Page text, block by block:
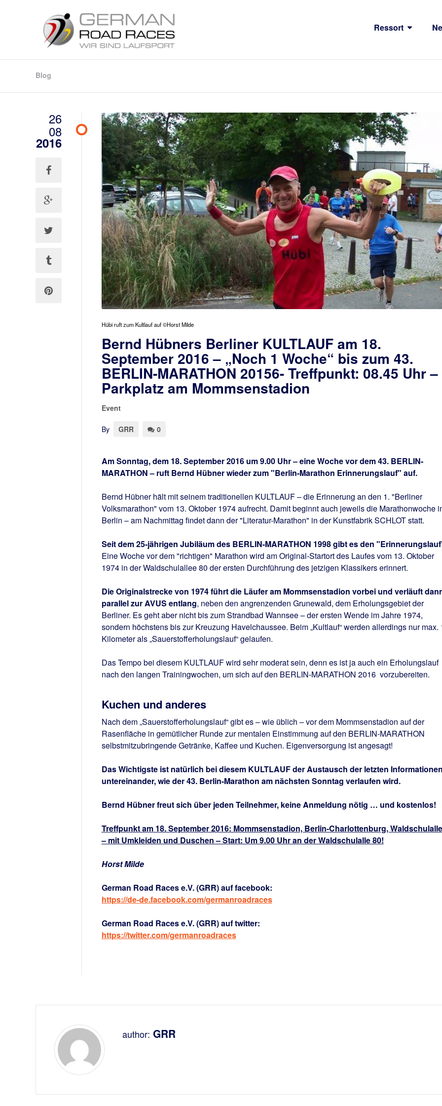
Ressort
Blog
26
08
2016
Hübi ruft zum Kultlauf auf ©Horst Milde
Bernd Hübners Berliner KULTLAUF am 18.
September 2016 – „Noch 1 Woche“ bis zum 43.
BERLIN-MARATHON 20156- Treffpunkt: 08.45 Uhr –
Parkplatz am Mommsenstadion
Event
By GRR 0
Am Sonntag, dem 18. September 2016 um 9.00 Uhr – eine Woche vor dem 43. BERLIN-
MARATHON – ruft Bernd Hübner wieder zum "Berlin-Marathon Erinnerungslauf" auf.
Bernd Hübner hält mit seinem traditionellen KULTLAUF – die Erinnerung an den 1. "Berliner
Volksmarathon" vom 13. Oktober 1974 aufrecht. Damit beginnt auch jeweils die Marathonwoche
Berlin – am Nachmittag findet dann der "Literatur-Marathon" in der Kunstfabrik SCHLOT statt.
Seit dem 25-jährigen Jubiläum des BERLIN-MARATHON 1998 gibt es den
Eine Woche vor dem "richtigen" Marathon wird am Original-Startort des Laufes vom 13. Oktober
1974 in der Waldschulallee 80 der ersten Durchführung des jetzigen Klassikers erinnert.
Die Originalstrecke von 1974 führt die Läufer am Mommsenstadion vorbei und verläuft
parallel zur AVUS entlang, neben den angrenzenden Grunewald, dem Erholungsgebiet der
Berliner. Es geht aber nicht bis zum Strandbad Wannsee – der ersten Wende im Jahre 1974,
sondern höchstens bis zur Kreuzung Havelchaussee. Beim „Kultlauf“ werden allerdings nur max.
Kilometer als „Sauerstofferholungslauf“ gelaufen.
Das Tempo bei diesem KULTLAUF wird sehr moderat sein, denn es ist ja auch ein Erholungslauf
nach den langen Trainingwochen, um sich auf den BERLIN-MARATHON 2016 vorzubereiten.
Kuchen und anderes
Nach dem „Sauerstofferholungslauf“ gibt es – wie üblich – vor dem Mommsenstadion auf der
Rasenfläche in gemütlicher Runde zur mentalen Einstimmung auf den BERLIN-MARATHON
selbstmitzubringende Getränke, Kaffee und Kuchen. Eigenversorgung ist angesagt!
Das Wichtigste ist natürlich bei diesem KULTLAUF der Austausch der letzten
untereinander, wie der 43. Berlin-Marathon am nächsten Sonntag verlaufen wird.
Bernd Hübner freut sich über jeden Teilnehmer, keine Anmeldung nötig … und kostenlos!
Treffpunkt am 18. September 2016: Mommsenstadion, Berlin-Charlottenburg,
– mit Umkleiden und Duschen – Start: Um 9.00 Uhr an der Waldschulalle 80!
Horst Milde
German Road Races e.V. (GRR) auf facebook:
https://de-de.facebook.com/germanroadraces
German Road Races e.V. (GRR) auf twitter:
https://twitter.com/germanroadraces
author: GRR